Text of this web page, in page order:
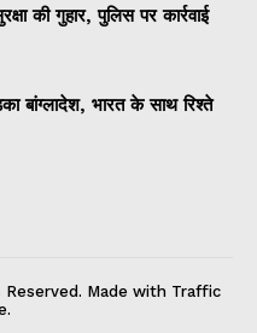
की गुहार, पुलिस पर कार्रवाई
बांग्लादेश, भारत के साथ रिश्ते
Made with Traffic